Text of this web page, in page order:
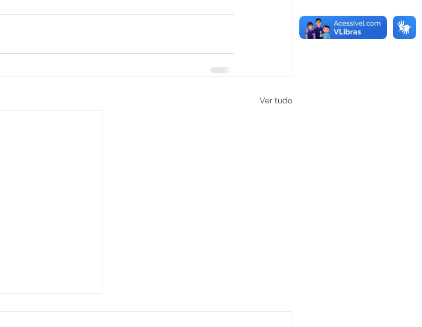
Ver tudo